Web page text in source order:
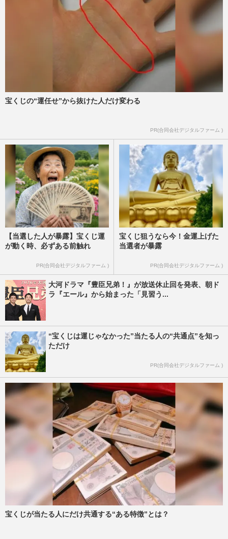
田中聖は「意志が弱い」のか? 清原和博も
苦しむ「取材中にフラッシュバック」依存
症のリアル
週刊女性PRIME
吉野家常務に「誇りを持って」高知東生が
「シャブ漬けになった俺の感想」持論を展
週刊女性PRIME
高知東生が原田龍二に語った、薬物依存の
週刊女性2020年11月10日号 2020/11/1
宝くじの“運任せ”から抜けた人だけ変わる
PR(合同会社デジタルファーム )
【当選した人が暴露】宝くじ運
が動く時、必ずある前触れ
PR(合同会社デジタルファーム )
宝くじ狙うなら今！金運上げた
当選者が暴露
PR(合同会社デジタルファーム )
大河ドラマ『豊臣兄弟！』が放送休止回を発表、朝ド
ラ『エール』から始まった「見習う...
“宝くじは運じゃなかった”当たる人の“共通点”を知っ
ただけ
PR(合同会社デジタルファーム )
宝くじが当たる人にだけ共通する“ある特徴”とは？